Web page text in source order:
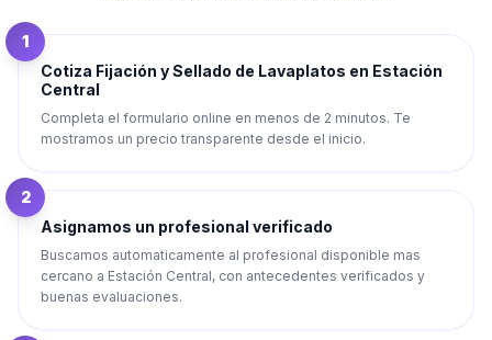
1
Cotiza Fijación y Sellado de Lavaplatos en Estación
Central
Completa el formulario online en menos de 2 minutos. Te
mostramos un precio transparente desde el inicio.
2
Asignamos un profesional verificado
Buscamos automaticamente al profesional disponible mas
cercano a Estación Central, con antecedentes verificados y
buenas evaluaciones.